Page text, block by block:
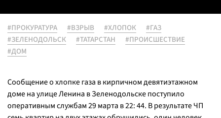
#ПРОКУРАТУРА #ВЗРЫВ #ХЛОПОК
#ГАЗ
#ЗЕЛЕНОДОЛЬСК
#ТАТАРСТАН
#ПРОИСШЕСТВИЕ
#ДОМ
Сообщение о хлопке газа в кирпичном девятиэтажном
доме на улице Ленина в Зеленодольске поступило
оперативным службам 29 марта в 22: 44. В результате ЧП